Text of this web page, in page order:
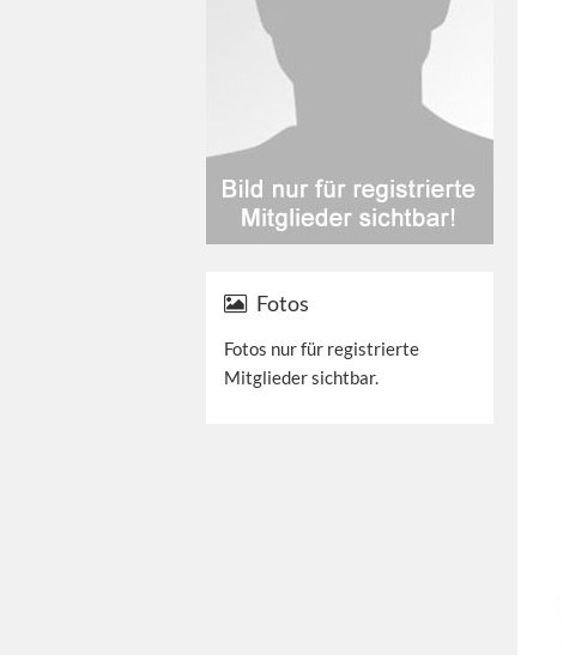
Fotos
Fotos nur für registrierte
Mitglieder sichtbar.